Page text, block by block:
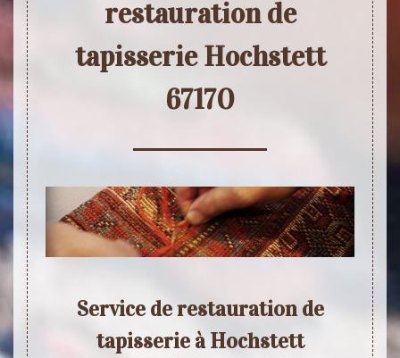
restauration de
tapisserie Hochstett
67170
Service de restauration de
tapisserie à Hochstett